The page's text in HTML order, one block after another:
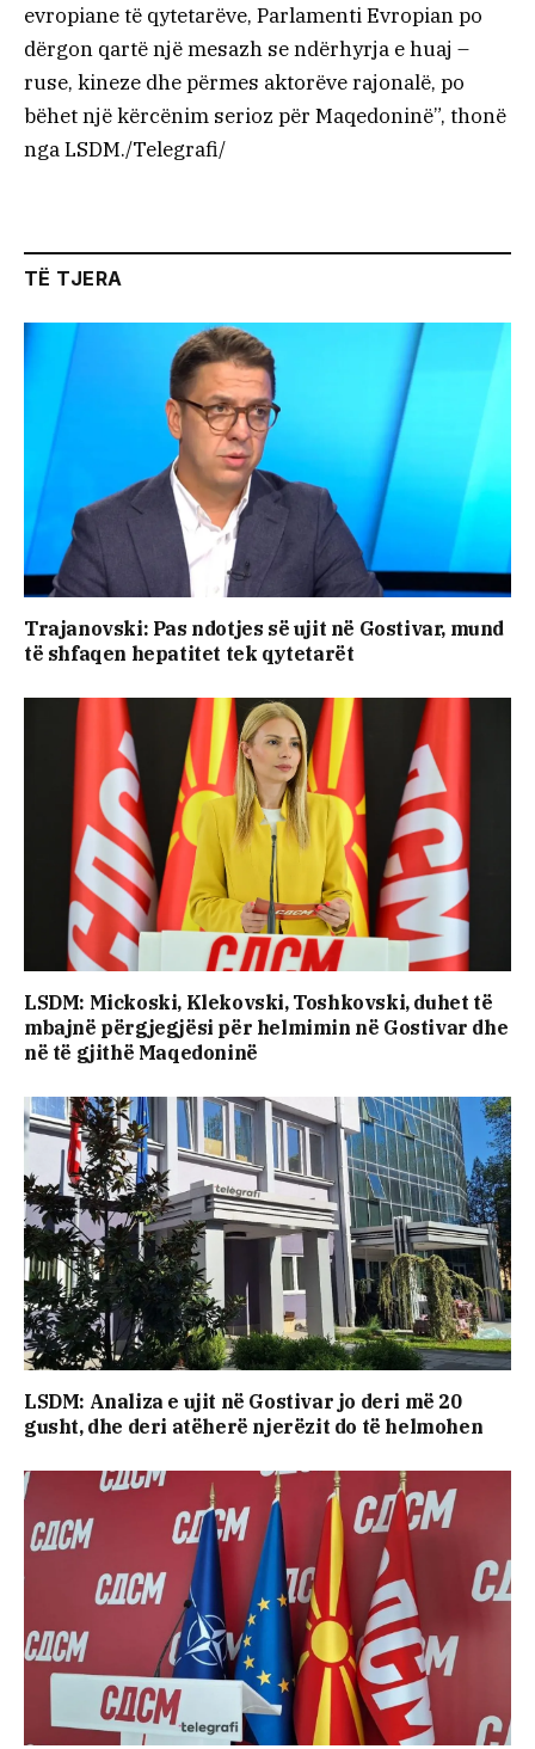
evropiane të qytetarëve, Parlamenti Evropian po
dërgon qartë një mesazh se ndërhyrja e huaj –
ruse, kineze dhe përmes aktorëve rajonalë, po
bëhet një kërcënim serioz për Maqedoninë”, thonë
nga LSDM./Telegrafi/
TË TJERA
Trajanovski: Pas ndotjes së ujit në Gostivar, mund
të shfaqen hepatitet tek qytetarët
LSDM: Mickoski, Klekovski, Toshkovski, duhet të
mbajnë përgjegjësi për helmimin në Gostivar dhe
në të gjithë Maqedoninë
LSDM: Analiza e ujit në Gostivar jo deri më 20
gusht, dhe deri atëherë njerëzit do të helmohen